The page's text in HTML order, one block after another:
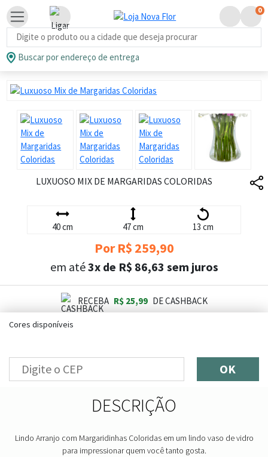
Busca de produtos
0
Buscar por endereço de entrega
LUXUOSO MIX DE MARGARIDAS COLORIDAS
40 cm 47 cm 13 cm
Por R$ 259,90
em até3x de R$ 86,63 sem juros
RECEBA R$ 25,99 DE CASHBACK
Cores disponíveis
OK
DESCRIÇÃO
Lindo Arranjo com Margaridinhas Coloridas em um lindo vaso de vidro
para impressionar quem você tanto gosta.